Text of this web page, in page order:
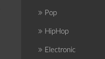
Pop
HipHop
Electronic